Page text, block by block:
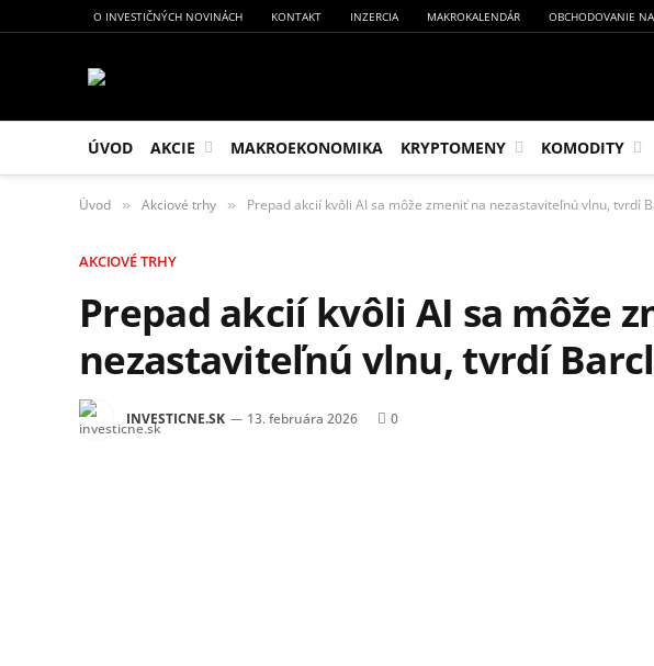
O INVESTIČNÝCH NOVINÁCH KONTAKT INZERCIA MAKROKALENDÁR OBCHODOVANIE
ÚVOD AKCIE MAKROEKONOMIKA KRYPTOMENY KOMODITY
Úvod » Akciové trhy » Prepad akcií kvôli AI sa môže zmeniť na nezastaviteľnú vlnu, tvrdí
AKCIOVÉ TRHY
Prepad akcií kvôli AI sa môže
nezastaviteľnú vlnu, tvrdí
INVESTICNE.SK 13. februára 2026 0